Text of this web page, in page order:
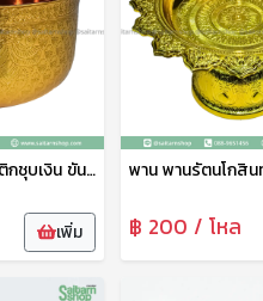
ขันน้ำ ขันน้ำพลาสติกชุบเงิน ขันน้ำลายไทย ขันน้ำดื่ม ขันน้ำงานพิธี ขันน้ำสงกรานต์ ขันน้ำงานบุญ ขันเงิน ตราพระจันทร์
เพิ่ม ฿ 200 / โหล